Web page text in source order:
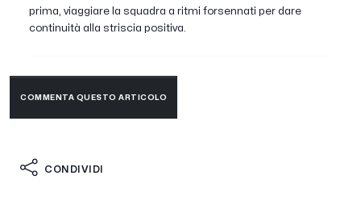
prima, viaggiare la squadra a ritmi forsennati per dare
continuità alla striscia positiva.
COMMENTA QUESTO ARTICOLO
CONDIVIDI